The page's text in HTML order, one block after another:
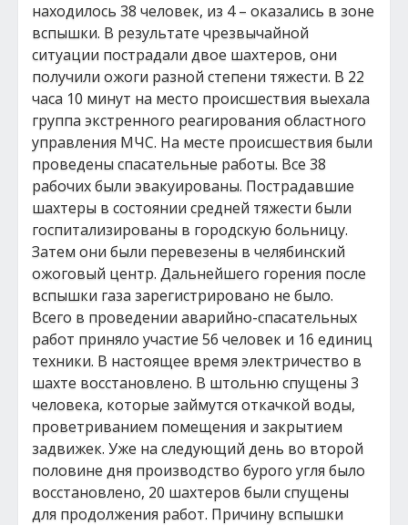
находилось 38 человек, из 4 – оказались в зоне
вспышки. В результате чрезвычайной
ситуации пострадали двое шахтеров, они
получили ожоги разной степени тяжести. В 22
часа 10 минут на место происшествия выехала
группа экстренного реагирования областного
управления МЧС. На месте происшествия были
проведены спасательные работы. Все 38
рабочих были эвакуированы. Пострадавшие
шахтеры в состоянии средней тяжести были
госпитализированы в городскую больницу.
Затем они были перевезены в челябинский
ожоговый центр. Дальнейшего горения после
вспышки газа зарегистрировано не было.
Всего в проведении аварийно-спасательных
работ приняло участие 56 человек и 16 единиц
техники. В настоящее время электричество в
шахте восстановлено. В штольню спущены 3
человека, которые займутся откачкой воды,
проветриванием помещения и закрытием
задвижек. Уже на следующий день во второй
половине дня производство бурого угля было
восстановлено, 20 шахтеров были спущены
для продолжения работ. Причину вспышки